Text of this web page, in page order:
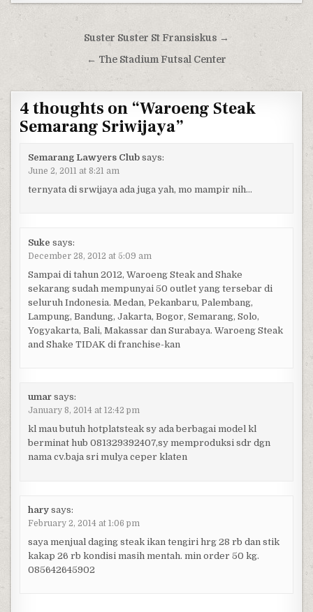
Post navigationSuster Suster St Fransiskus →
← The Stadium Futsal Center
4 thoughts on “Waroeng Steak
Semarang Sriwijaya”
Semarang Lawyers Club says:
June 2, 2011 at 8:21 am
ternyata di srwijaya ada juga yah, mo mampir nih…
Suke says:
December 28, 2012 at 5:09 am
Sampai di tahun 2012, Waroeng Steak and Shake
sekarang sudah mempunyai 50 outlet yang tersebar di
seluruh Indonesia. Medan, Pekanbaru, Palembang,
Lampung, Bandung, Jakarta, Bogor, Semarang, Solo,
Yogyakarta, Bali, Makassar dan Surabaya. Waroeng Steak
and Shake TIDAK di franchise-kan
umar says:
January 8, 2014 at 12:42 pm
kl mau butuh hotplatsteak sy ada berbagai model kl
berminat hub 081329392407,sy memproduksi sdr dgn
nama cv.baja sri mulya ceper klaten
hary says:
February 2, 2014 at 1:06 pm
saya menjual daging steak ikan tengiri hrg 28 rb dan stik
kakap 26 rb kondisi masih mentah. min order 50 kg.
085642645902